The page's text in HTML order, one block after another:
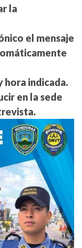
la
el mensaje
hora indicada.
en la sede